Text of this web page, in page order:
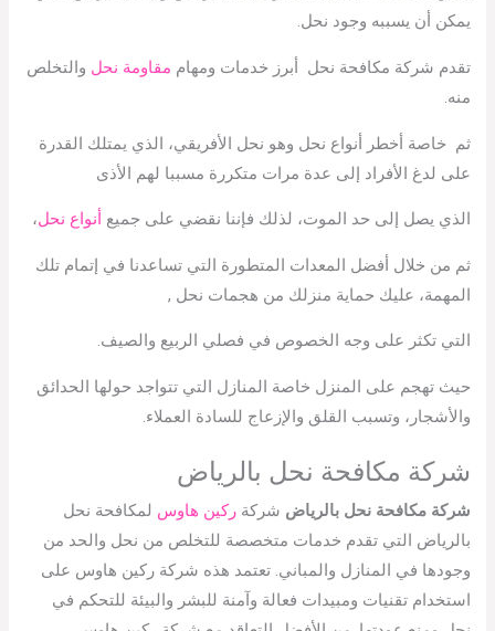
يمكن أن يسببه وجود نحل.
تقدم شركة مكافحة نحل أبرز خدمات ومهام مقاومة نحل والتخلص
منه.
ثم خاصة أخطر أنواع نحل وهو نحل الأفريقي، الذي يمتلك القدرة
على لدغ الأفراد إلى عدة مرات متكررة مسببا لهم الأذى
الذي يصل إلى حد الموت، لذلك فإننا نقضي على جميع أنواع نحل،
ثم من خلال أفضل المعدات المتطورة التي تساعدنا في إتمام تلك
المهمة، عليك حماية منزلك من هجمات نحل ,
التي تكثر على وجه الخصوص في فصلي الربيع والصيف.
حيث تهجم على المنزل خاصة المنازل التي تتواجد حولها الحدائق
والأشجار، وتسبب القلق والإزعاج للسادة العملاء.
شركة مكافحة نحل بالرياض
شركة مكافحة نحل بالرياض شركةركين هاوس لمكافحة نحل
بالرياض التي تقدم خدمات متخصصة للتخلص من نحل والحد من
وجودها في المنازل والمباني. تعتمد هذه شركة ركين هاوس على
استخدام تقنيات ومبيدات فعالة وآمنة للبشر والبيئة للتحكم في